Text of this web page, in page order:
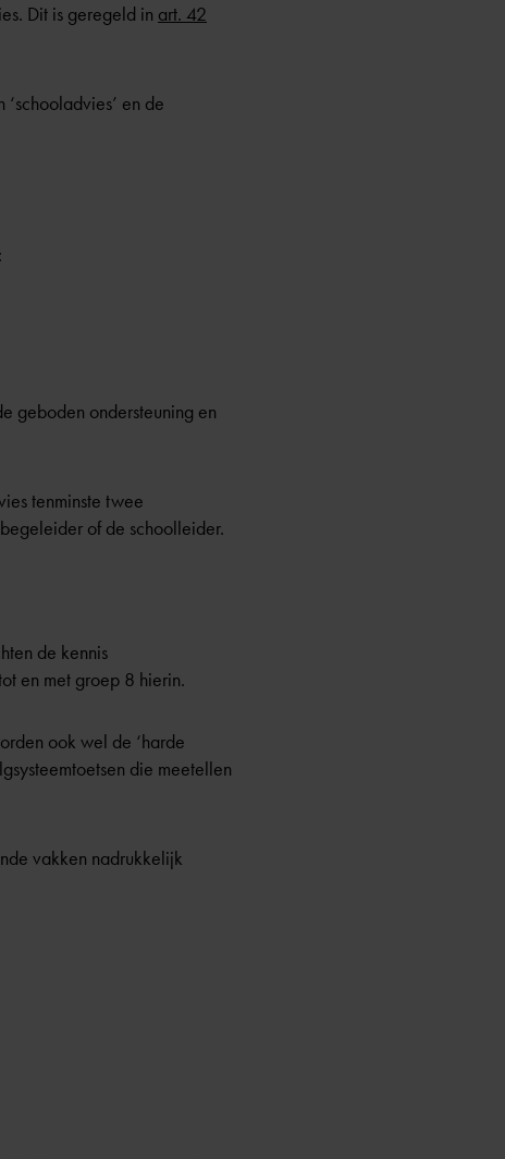
Dit is geregeld in art. 42
en de
geboden ondersteuning en
tenminste twee
of de schoolleider.
de kennis
en met groep 8 hierin.
ook wel de ‘harde
die meetellen
vakken nadrukkelijk